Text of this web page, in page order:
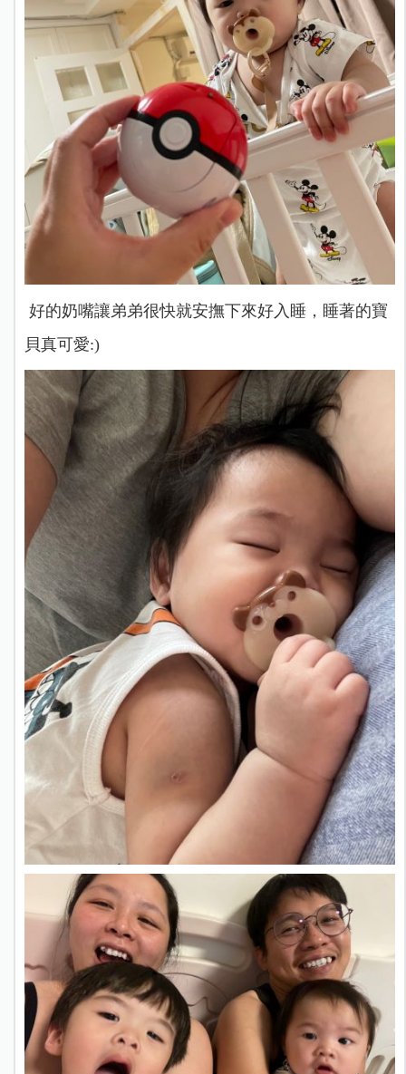
好的奶嘴讓弟弟很快就安撫下來好入睡，睡著的寶
貝真可愛:)